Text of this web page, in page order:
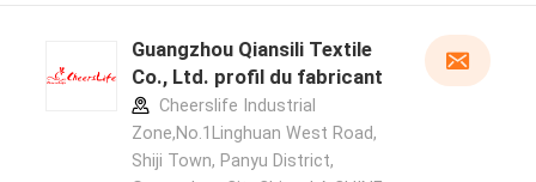
Guangzhou Qiansili Textile
Co., Ltd. profil du fabricant
Cheerslife Industrial
Zone,No.1Linghuan West Road,
Shiji Town, Panyu District,